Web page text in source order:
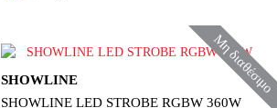
Μη διαθέσιμο
SHOWLINE
SHOWLINE LED STROBE RGBW 360W